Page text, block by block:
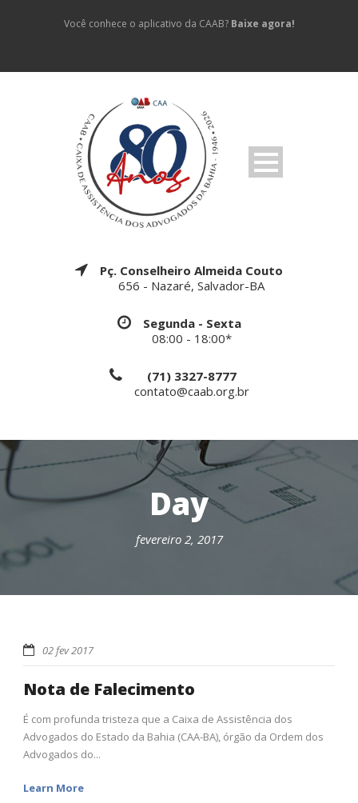
Você conhece o aplicativo da CAAB? Baixe agora!
Pç. Conselheiro Almeida Couto
656 - Nazaré, Salvador-BA
Segunda - Sexta
08:00 - 18:00*
(71) 3327-8777
contato@caab.org.br
Day
fevereiro 2, 2017
02 fev 2017
Nota de Falecimento
É com profunda tristeza que a Caixa de Assistência dos
Advogados do Estado da Bahia (CAA-BA), órgão da Ordem dos
Advogados do...
Learn More